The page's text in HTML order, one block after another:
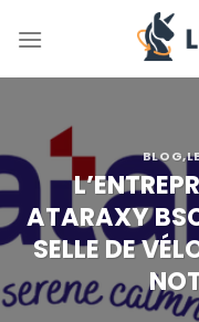
BLOG,
ATARAXY
SELLE DE